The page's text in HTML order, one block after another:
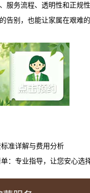
服务流程、透明性和正规
告别，也能让家属在艰难
准详解与费用分析
：专业指导，让您安心选